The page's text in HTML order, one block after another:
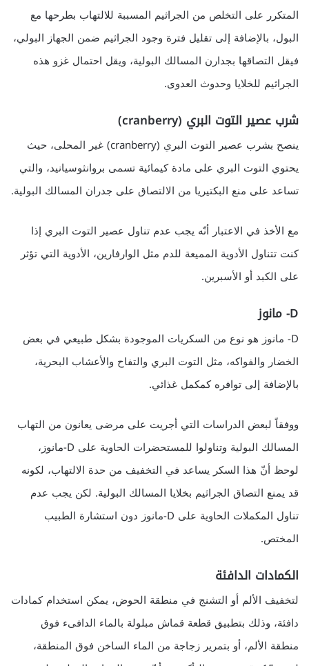
المتكرر على التخلص من الجراثيم المسببة للالتهاب بطرحها مع
البول، بالإضافة إلى تقليل فترة وجود الجراثيم ضمن الجهاز البولي،
فيقل التصاقها بجدارن المسالك البولية، ويقل احتمال غزو هذه
الجراثيم للخلايا وحدوث العدوى.
شرب عصير التوت البري (cranberry)
ينصح بشرب عصير التوت البري (cranberry) غير المحلى، حيث
يحتوي التوت البري على مادة كيمائية تسمى بروانثوسيانيد، والتي
تساعد على منع البكتيريا من الالتصاق على جدران المسالك البولية.
مع الأخذ في الاعتبار أنّه يجب عدم تناول عصير التوت البري إذا
كنت تتناول الأدوية المميعة للدم مثل الوارفارين، الأدوية التي تؤثر
على الكبد أو الأسبرين.
D- مانوز
D- مانوز هو نوع من السكريات الموجودة بشكل طبيعي في بعض
الخضار والفواكه، مثل التوت البري والتفاح والأعشاب البحرية،
بالإضافة إلى توافره كمكمل غذائي.
ووفقاً لبعض الدراسات التي أجريت على مرضى يعانون من التهاب
المسالك البولية وتناولوا للمستحضرات الحاوية على D-مانوز،
لوحظ أنّ هذا السكر يساعد في التخفيف من حدة الالتهاب، لكونه
قد يمنع التصاق الجراثيم بخلايا المسالك البولية. لكن يجب عدم
تناول المكملات الحاوية على D-مانوز دون استشارة الطبيب
المختص.
الكمادات الدافئة
لتخفيف الألم أو التشنج في منطقة الحوض، يمكن استخدام كمادات
دافئة، وذلك بتطبيق قطعة قماش مبلولة بالماء الدافىء فوق
منطقة الألم، أو بتمرير زجاجة من الماء الساخن فوق المنطقة،